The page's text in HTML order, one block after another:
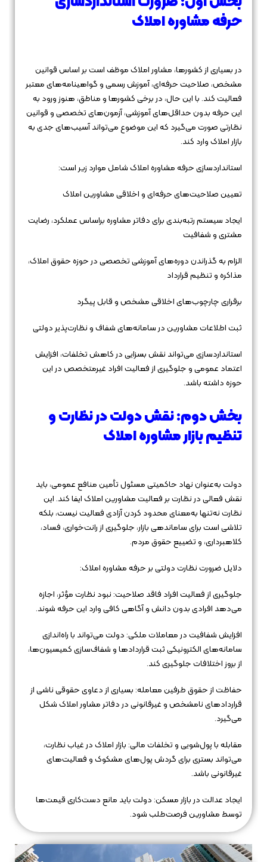
حرفه مشاوره املاک
در بسیاری از کشورها، مشاور املاک موظف است بر اساس قوانین
مشخص، صلاحیت حرفه‌ای، آموزش رسمی و گواهینامه‌های معتبر
فعالیت کند. با این حال، در برخی کشورها و مناطق، هنوز ورود به
این حرفه بدون حداقل‌های آموزشی، آزمون‌های تخصصی و قوانین
نظارتی صورت می‌گیرد که این موضوع می‌تواند آسیب‌های جدی به
بازار املاک وارد کند.
استانداردسازی حرفه مشاوره املاک شامل موارد زیر است:
تعیین صلاحیت‌های حرفه‌ای و اخلاقی مشاورین املاک
ایجاد سیستم رتبه‌بندی برای دفاتر مشاوره براساس عملکرد، رضایت
مشتری و شفافیت
الزام به گذراندن دوره‌های آموزشی تخصصی در حوزه حقوق املاک،
مذاکره و تنظیم قرارداد
برقراری چارچوب‌های اخلاقی مشخص و قابل پیگرد
ثبت اطلاعات مشاورین در سامانه‌های شفاف و نظارت‌پذیر دولتی
استانداردسازی می‌تواند نقش بسزایی در کاهش تخلفات، افزایش
اعتماد عمومی و جلوگیری از فعالیت افراد غیرمتخصص در این
حوزه داشته باشد.
بخش دوم: نقش دولت در نظارت و
تنظیم بازار مشاوره املاک
دولت به‌عنوان نهاد حاکمیتی مسئول تأمین منافع عمومی، باید
نقش فعالی در نظارت بر فعالیت مشاورین املاک ایفا کند. این
نظارت نه‌تنها به‌معنای محدود کردن آزادی فعالیت نیست، بلکه
تلاشی است برای ساماندهی بازار، جلوگیری از رانت‌خواری، فساد،
کلاهبرداری، و تضییع حقوق مردم.
دلایل ضرورت نظارت دولتی بر حرفه مشاوره املاک:
جلوگیری از فعالیت افراد فاقد صلاحیت: نبود نظارت مؤثر، اجازه
می‌دهد افرادی بدون دانش و آگاهی کافی وارد این حرفه شوند.
افزایش شفافیت در معاملات ملکی: دولت می‌تواند با راه‌اندازی
سامانه‌های الکترونیکی ثبت قراردادها و شفاف‌سازی کمیسیون‌ها،
از بروز اختلافات جلوگیری کند.
حفاظت از حقوق طرفین معامله: بسیاری از دعاوی حقوقی ناشی از
قراردادهای نامشخص و غیرقانونی در دفاتر مشاور املاک شکل
می‌گیرد.
مقابله با پول‌شویی و تخلفات مالی: بازار املاک در غیاب نظارت،
می‌تواند بستری برای گردش پول‌های مشکوک و فعالیت‌های
غیرقانونی باشد.
ایجاد عدالت در بازار مسکن: دولت باید مانع دست‌کاری قیمت‌ها
توسط مشاورین فرصت‌طلب شود.